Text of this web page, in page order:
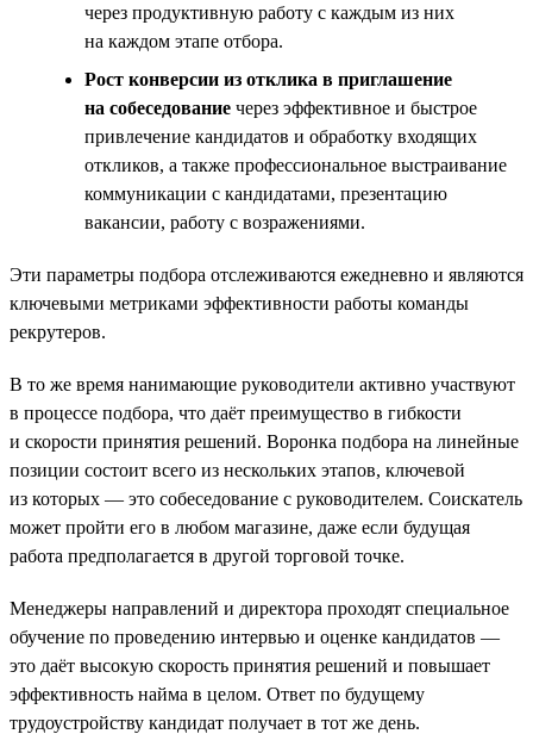
через продуктивную работу с каждым из них
на каждом этапе отбора.
Рост конверсии из отклика в приглашение
на собеседование через эффективное и быстрое
привлечение кандидатов и обработку входящих
откликов, а также профессиональное выстраивание
коммуникации с кандидатами, презентацию
вакансии, работу с возражениями.
Эти параметры подбора отслеживаются ежедневно и являются
ключевыми метриками эффективности работы команды
рекрутеров.
В то же время нанимающие руководители активно участвуют
в процессе подбора, что даёт преимущество в гибкости
и скорости принятия решений. Воронка подбора на линейные
позиции состоит всего из нескольких этапов, ключевой
из которых — это собеседование с руководителем. Соискатель
может пройти его в любом магазине, даже если будущая
работа предполагается в другой торговой точке.
Менеджеры направлений и директора проходят специальное
обучение по проведению интервью и оценке кандидатов —
это даёт высокую скорость принятия решений и повышает
эффективность найма в целом. Ответ по будущему
трудоустройству кандидат получает в тот же день.